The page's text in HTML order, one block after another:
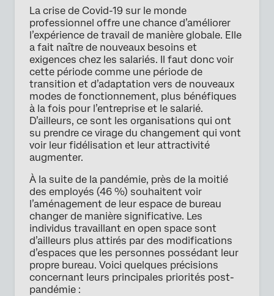
La crise de Covid-19 sur le monde
professionnel offre une chance d’améliorer
l’expérience de travail de manière globale. Elle
a fait naître de nouveaux besoins et
exigences chez les salariés. Il faut donc voir
cette période comme une période de
transition et d’adaptation vers de nouveaux
modes de fonctionnement, plus bénéfiques
à la fois pour l’entreprise et le salarié.
D’ailleurs, ce sont les organisations qui ont
su prendre ce virage du changement qui vont
voir leur fidélisation et leur attractivité
augmenter.
À la suite de la pandémie, près de la moitié
des employés (46 %) souhaitent voir
l’aménagement de leur espace de bureau
changer de manière significative. Les
individus travaillant en open space sont
d’ailleurs plus attirés par des modifications
d’espaces que les personnes possédant leur
propre bureau. Voici quelques précisions
concernant leurs principales priorités post-
pandémie :